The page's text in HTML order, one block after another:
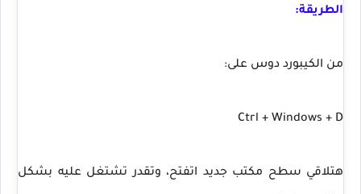
الطريقة:
من الكيبورد دوس على:
Ctrl + Windows + D
هتلاقي سطح مكتب جديد اتفتح، وتقدر تشتغل عليه بشكل